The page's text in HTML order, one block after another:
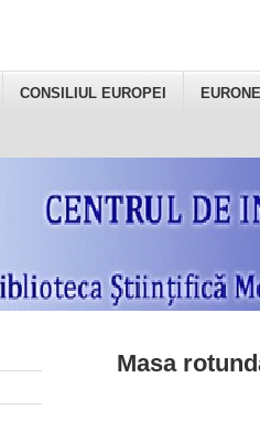
CONSILIUL EUROPEI
Masa